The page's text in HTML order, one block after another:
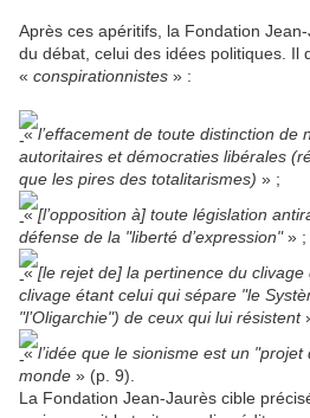
Après ces apéritifs, la Fondation
du débat, celui des idées politiques. Il
« conspirationnistes » :
«l’effacement de toute distinction de
autoritaires et démocraties libérales
que les pires des totalitarismes) » ;
«[l’opposition à] toute législation
défense de la "liberté d’expression"» ;
«[le rejet de] la pertinence du
clivage étant celui qui sépare "le
"l’Oligarchie") de ceux qui lui résistent
«l’idée que le sionisme est un
monde » (p. 9).
La Fondation Jean-Jaurès cible